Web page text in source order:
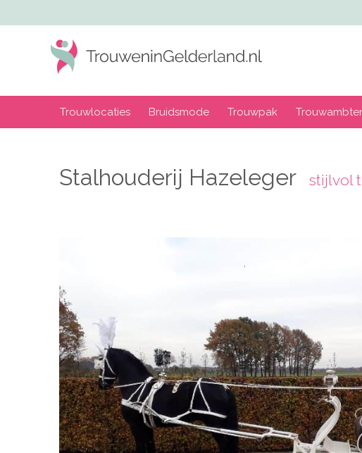
Trouwlocaties Bruidsmode Trouwpak
Stalhouderij Hazeleger stijlvol